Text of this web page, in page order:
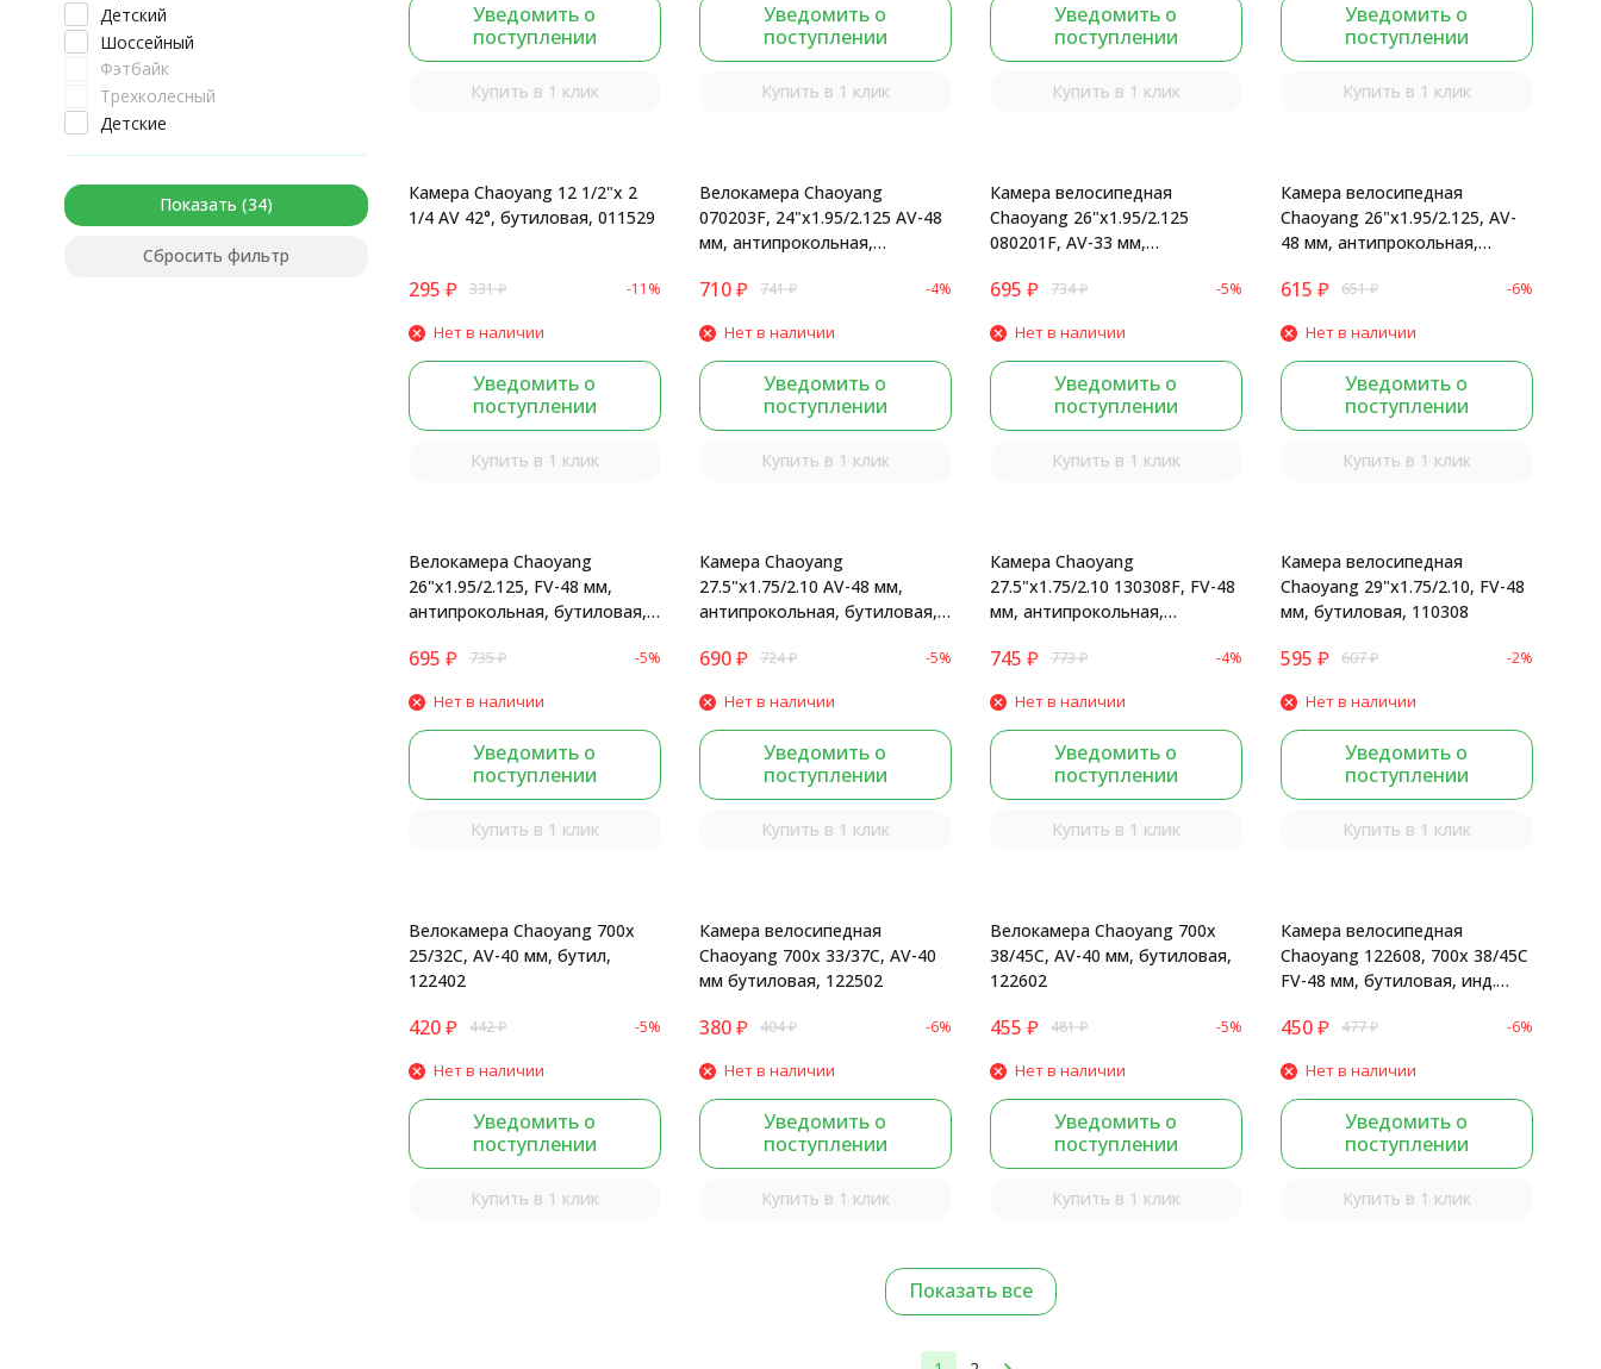
Уведомить о
поступлении
Купить в 1 клик
Уведомить о
поступлении
Купить в 1 клик
Уведомить о
поступлении
Купить в 1 клик
Уведомить о
поступлении
Купить в 1 клик
Камера Chaoyang 12 1/2"х 2
1/4 AV 42°, бутиловая, 011529
295 ₽ 331₽ -11%
Нет в наличии
Уведомить о
поступлении
Купить в 1 клик
Велокамера Chaoyang
070203F, 24"x1.95/2.125 AV-48
мм, антипрокольная,
710 ₽ 741₽ -4%
Нет в наличии
Уведомить о
поступлении
Купить в 1 клик
Камера велосипедная
Chaoyang 26"x1.95/2.125
080201F, AV-33 мм,
Black
695 ₽ 734₽ -5%
Нет в наличии
Уведомить о
поступлении
Купить в 1 клик
Камера велосипедная
Chaoyang 26"x1.95/2.125, AV-
48 мм, антипрокольная,
615 ₽ 651₽ -6%
Нет в наличии
Уведомить о
поступлении
Купить в 1 клик
Велокамера Chaoyang
26"x1.95/2.125, FV-48 мм,
антипрокольная, бутиловая,
695 ₽ 735₽ -5%
Нет в наличии
Уведомить о
поступлении
Купить в 1 клик
Камера Chaoyang
27.5"x1.75/2.10 AV-48 мм,
антипрокольная, бутиловая,
690 ₽ 724₽ -5%
Нет в наличии
Уведомить о
поступлении
Купить в 1 клик
Камера Chaoyang
27.5"x1.75/2.10 130308F, FV-48
мм, антипрокольная,
745 ₽ 773₽ -4%
Нет в наличии
Уведомить о
поступлении
Купить в 1 клик
Камера велосипедная
Chaoyang 29"x1.75/2.10, FV-48
мм, бутиловая, 110308
595 ₽ 607₽ -2%
Нет в наличии
Уведомить о
поступлении
Купить в 1 клик
Велокамера Chaoyang 700x
25/32С, AV-40 мм, бутил,
122402
420 ₽ 442₽ -5%
Нет в наличии
Уведомить о
поступлении
Купить в 1 клик
Камера велосипедная
Chaoyang 700x 33/37С, AV-40
мм бутиловая, 122502
380 ₽ 404₽ -6%
Нет в наличии
Уведомить о
поступлении
Купить в 1 клик
Велокамера Chaoyang 700x
38/45С, AV-40 мм, бутиловая,
122602
455 ₽ 481₽ -5%
Нет в наличии
Уведомить о
поступлении
Купить в 1 клик
Камера велосипедная
Chaoyang 122608, 700x 38/45С
FV-48 мм, бутиловая, инд.
450 ₽ 477₽ -6%
Нет в наличии
Уведомить о
поступлении
Купить в 1 клик
Показать все
Детский
Шоссейный
Фэтбайк
Трехколесный
Детские
Показать
Сбросить фильтр